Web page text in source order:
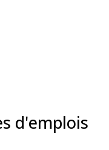
d'emplois